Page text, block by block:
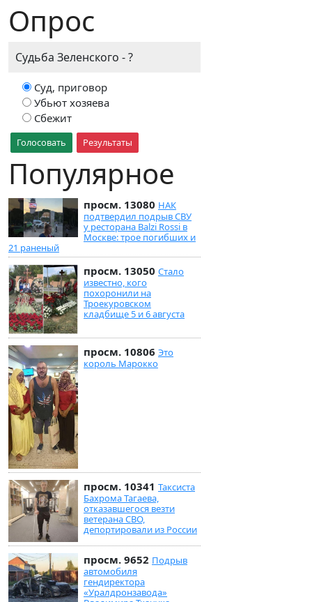
Опрос
Судьба Зеленского - ?
Суд, приговор
Убьют хозяева
Сбежит
Голосовать Результаты
Популярное
просм. 13080 НАК
подтвердил подрыв СВУ
у ресторана Balzi Rossi в
Москве: трое погибших и
21 раненый
просм. 13050 Стало
известно, кого
похоронили на
Троекуровском
кладбище 5 и 6 августа
просм. 10806 Это
король Марокко
просм. 10341 Таксиста
Бахрома Тагаева,
отказавшегося везти
ветерана СВО,
депортировали из России
просм. 9652 Подрыв
автомобиля
гендиректора
«Уралдронзавода»